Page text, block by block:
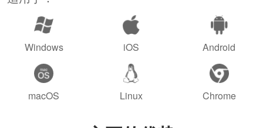
Windows iOS Android
macOS Linux Chrome